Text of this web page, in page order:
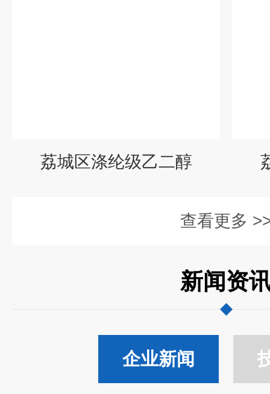
荔城区涤纶级乙二醇
查看更多
新闻资
企业新闻